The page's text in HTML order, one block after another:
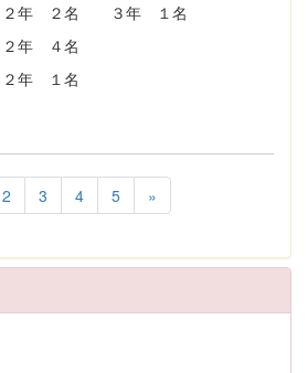
２名 ３年 １名
４名
１名
2 3 4 5 »